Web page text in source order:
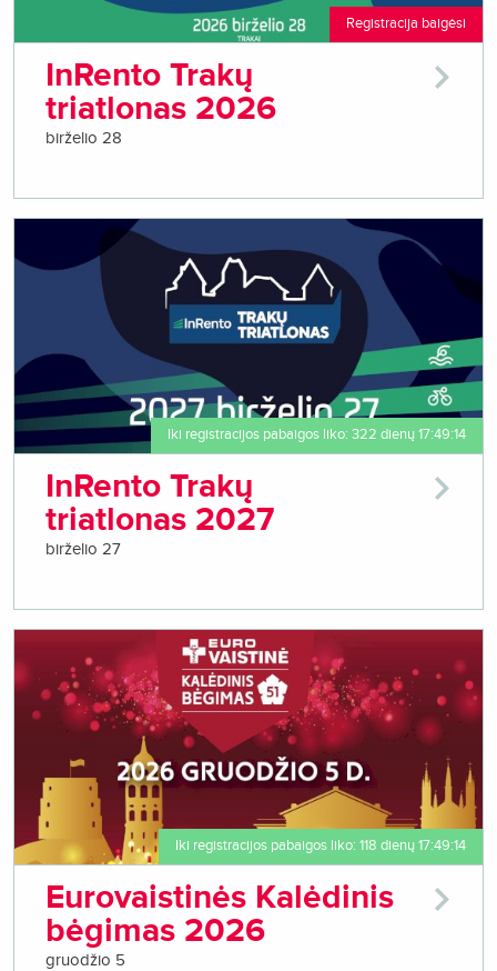
Registracija baigėsi
InRento Trakų
triatlonas 2026
birželio 28
Iki registracijos pabaigos liko: 322 dienų 17:49:14
InRento Trakų
triatlonas 2027
birželio 27
Iki registracijos pabaigos liko: 118 dienų 17:49:14
Eurovaistinės Kalėdinis
bėgimas 2026
gruodžio 5